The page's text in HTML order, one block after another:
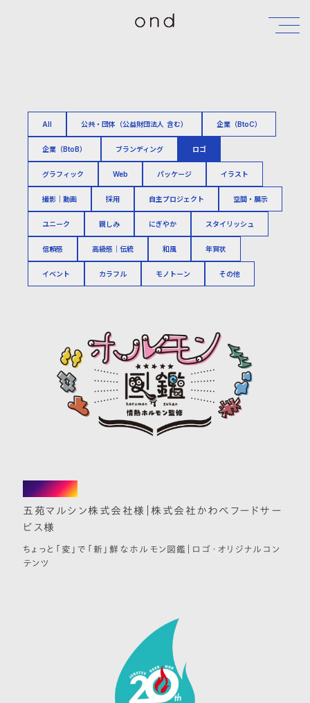
All 公共・団体（公益財団法人 含む） 企業（BtoC）
企業（BtoB） ブランディング ロゴ
グラフィック Web パッケージ イラスト
撮影｜動画 採用 自主プロジェクト 空間・展示
ユニーク 親しみ にぎやか スタイリッシュ
信頼感 高級感｜伝統 和風 年賀状
イベント カラフル モノトーン その他
web｜logo
五苑マルシン株式会社様｜株式会社かわべフードサー
ビス様
ちょっと「変」で「新」鮮なホルモン図鑑｜ロゴ・オリジナルコン
テンツ